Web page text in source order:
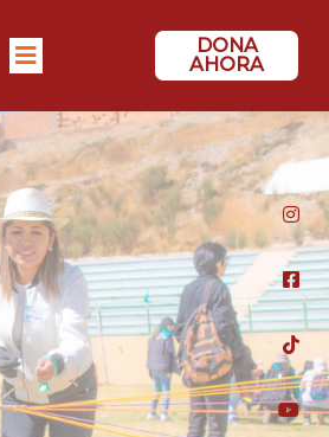
DONA
AHORA